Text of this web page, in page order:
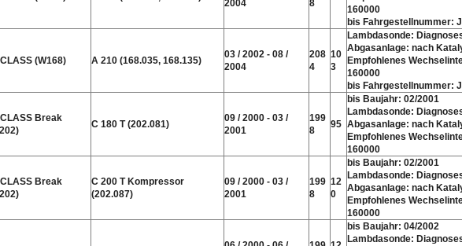
2004
8
160000
bis Fahrgestellnummer:
(W168) A 210 (168.035, 168.135)
03 / 2002 - 08 /
2004
208
4
10
3
Lambdasonde:
Abgasanlage: nach
Empfohlenes
160000
bis Fahrgestellnummer:
Break
C 180 T (202.081)
09 / 2000 - 03 /
2001
199
8
95
bis Baujahr: 02/2001
Lambdasonde:
Abgasanlage: nach
Empfohlenes
160000
Break
C 200 T Kompressor
(202.087)
09 / 2000 - 03 /
2001
199
8
12
0
bis Baujahr: 02/2001
Lambdasonde:
Abgasanlage: nach
Empfohlenes
160000
bis Baujahr: 04/2002
Lambdasonde: